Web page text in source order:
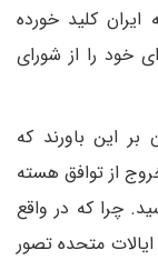
کلید خورده
خود را از شورای
بر این باورند که
از توافق هسته
97 به پایان رسید. چرا که در واقع
متحده تصور